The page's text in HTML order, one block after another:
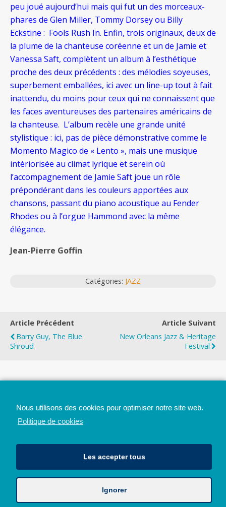
peu joué aujourd’hui mais qui fut un des morceaux-
phares de Glen Miller, Tommy Dorsey ou Billy
Eckstine : Fools Rush In. Enfin, trois originaux, deux de
la plume de la chanteuse coréenne et un de Jamie et
Vanessa Saft, complètent un album à l’esthétique
proche des deux précédents : des mélodies soyeuses,
superbement emballées, ici avec un line-up tout à fait
inattendu, du moins pour ceux qui ne connaissent que
les faces aventureuses des partenaires américains de
la chanteuse. L’album recèle une grande unité
stylistique : ici, pas de pièce démonstrative comme le
Momento Magico de « Lento », mais une musique
intériorisée au climat lyrique et serein où
l’accompagnement de Jamie Saft joue un rôle
prépondérant dans les couleurs apportées aux
chansons, passant du piano acoustique au Fender
Rhodes ou à l’orgue Hammond avec la même
élégance.
Jean-Pierre Goffin
Catégories: JAZZ
Article Précédent
Barry Guy, The Blue
Shroud
Article Suivant
New Orleans Jazz & Heritage
Festival
Avec le soutien de la Province de Liège
Nous utilisons des cookies pour optimiser notre site web.
Politique de cookies
Les accepter tous
Ignorer